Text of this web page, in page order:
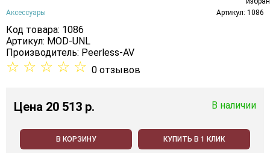
Аксессуары Артикул: 1086
Код товара: 1086
Артикул: MOD-UNL
Производитель: Peerless-AV
☆ ☆ ☆ ☆ ☆ 0 отзывов
Цена 20 513 p. В наличии
В КОРЗИНУ КУПИТЬ В 1 КЛИК